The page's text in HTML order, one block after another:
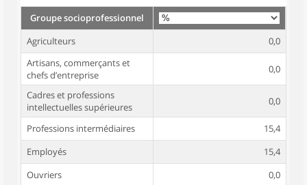
Groupe socioprofessionnel
Agriculteurs
0,0
Artisans, commerçants et
chefs d’entreprise
0,0
Cadres et professions
intellectuelles supérieures
0,0
Professions intermédiaires
15,4
Employés
15,4
Ouvriers
0,0